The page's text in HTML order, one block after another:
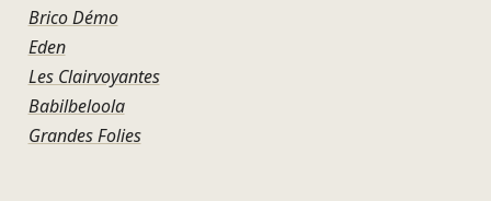
Brico Démo
Eden
Les Clairvoyantes
Babilbeloola
Grandes Folies